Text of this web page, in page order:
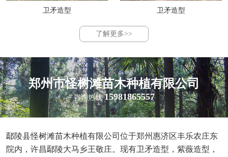
卫矛造型 卫矛造型
了解更多>>
郑州市怪树滩苗木种植有限公司
咨询热线 15981865557
鄢陵县怪树滩苗木种植有限公司位于郑州惠济区丰乐农庄东
院内，许昌鄢陵大马乡王敬庄。现有卫矛造型，紫薇造型，